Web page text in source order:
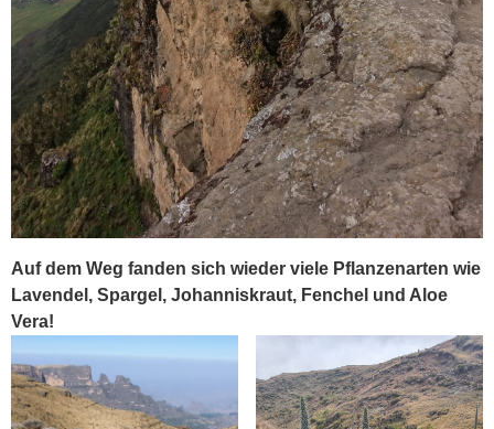
Auf dem Weg fanden sich wieder viele Pflanzenarten wie
Lavendel, Spargel, Johanniskraut, Fenchel und Aloe
Vera!